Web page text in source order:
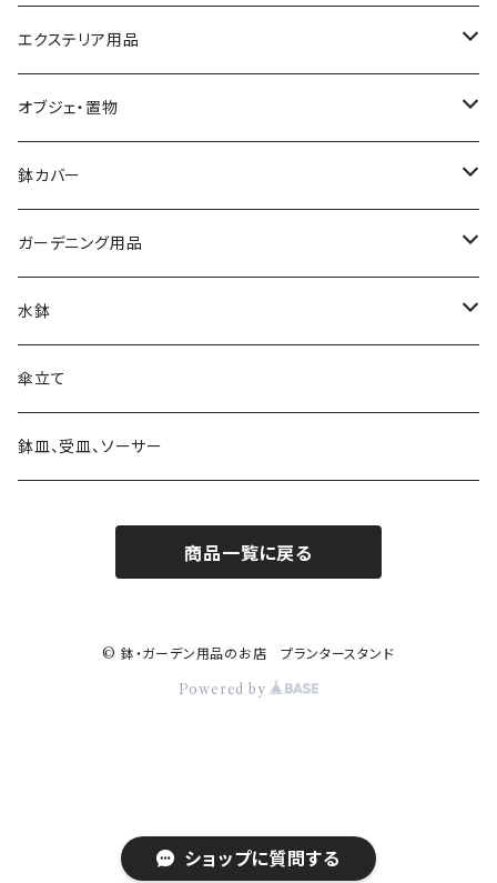
ショップに質問する
大きさ ミニ鉢 5号以下
大きさ 中鉢 6号～8号
大きさ 大鉢 9号以上
素材 テラコッタ
素材 セメント・ファイバー
素材 ブリキ
素材 陶器
素材 プラスティック
エクステリア用品
プランタースタンド・花台
椅子・チェア型
自転車・三輪車型
ガーデンフェンス・柵
ウォールデコ・壁掛け
素材 アイアン・鉄製
素材 ウッド・木製
ピック・トレリス
素材 アイアン・鉄製
素材 ウッド・木製
サインボード・スタンド
ハンギングベル
オブジェ・置物
動物・アニマル
キャラクター
素材 レジン樹脂
素材 セメント
素材 アイアン・鉄製
素材 ブリキ
鉢カバー
大きさ 5号以下
大きさ 6～8号
大きさ 9号以上
かご・バスケットの鉢カバー
ガーデニング用品
ガーデンバスケット ハーベストバスケット
蚊遣り 蚊取り線香ホルダー
日よけ帽子・グローブ
水鉢
陶器
ガラス
傘立て
鉢皿、受皿、ソーサー
商品一覧に戻る
© 鉢・ガーデン用品のお店 プランタースタンド
Powered by